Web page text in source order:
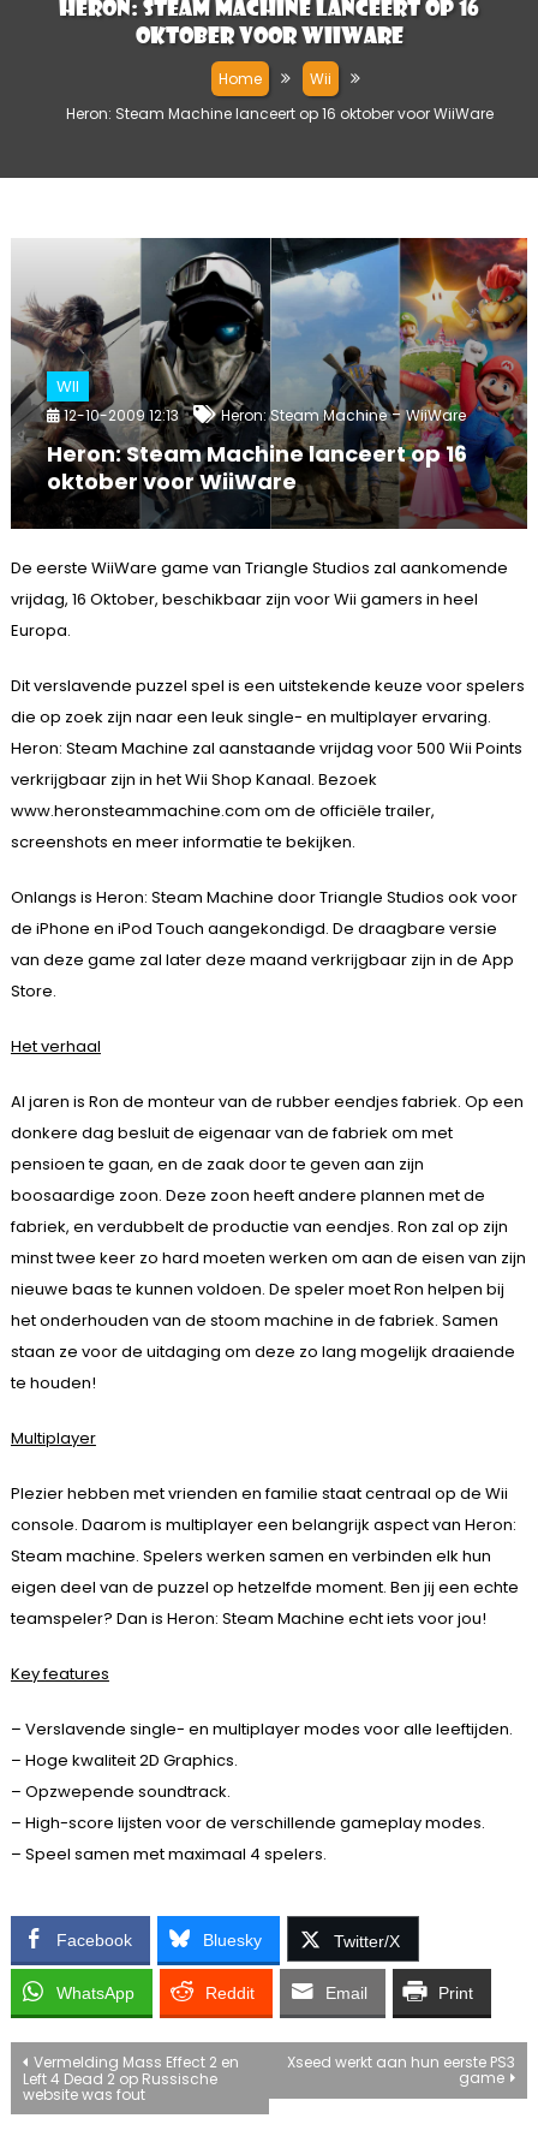
Heron: Steam Machine lanceert op 16
oktober voor WiiWare
Home
Wii
Heron: Steam Machine lanceert op 16 oktober voor WiiWare
WII
12-10-2009 12:13 Heron: Steam Machine-WiiWare
Heron: Steam Machine lanceert op 16
oktober voor WiiWare
De eerste WiiWare game van Triangle Studios zal aankomende
vrijdag, 16 Oktober, beschikbaar zijn voor Wii gamers in heel
Europa.
Dit verslavende puzzel spel is een uitstekende keuze voor spelers
die op zoek zijn naar een leuk single- en multiplayer ervaring.
Heron: Steam Machine zal aanstaande vrijdag voor 500 Wii Points
verkrijgbaar zijn in het Wii Shop Kanaal. Bezoek
www.heronsteammachine.com om de officiële trailer,
screenshots en meer informatie te bekijken.
Onlangs is Heron: Steam Machine door Triangle Studios ook voor
de iPhone en iPod Touch aangekondigd. De draagbare versie
van deze game zal later deze maand verkrijgbaar zijn in de App
Store.
Het verhaal
Al jaren is Ron de monteur van de rubber eendjes fabriek. Op een
donkere dag besluit de eigenaar van de fabriek om met
pensioen te gaan, en de zaak door te geven aan zijn
boosaardige zoon. Deze zoon heeft andere plannen met de
fabriek, en verdubbelt de productie van eendjes. Ron zal op zijn
minst twee keer zo hard moeten werken om aan de eisen van zijn
nieuwe baas te kunnen voldoen. De speler moet Ron helpen bij
het onderhouden van de stoom machine in de fabriek. Samen
staan ze voor de uitdaging om deze zo lang mogelijk draaiende
te houden!
Multiplayer
Plezier hebben met vrienden en familie staat centraal op de Wii
console. Daarom is multiplayer een belangrijk aspect van Heron:
Steam machine. Spelers werken samen en verbinden elk hun
eigen deel van de puzzel op hetzelfde moment. Ben jij een echte
teamspeler? Dan is Heron: Steam Machine echt iets voor jou!
Key features
– Verslavende single- en multiplayer modes voor alle leeftijden.
– Hoge kwaliteit 2D Graphics.
– Opzwepende soundtrack.
– High-score lijsten voor de verschillende gameplay modes.
– Speel samen met maximaal 4 spelers.
Facebook Bluesky Twitter/X
WhatsApp Reddit Email Print
Bericht
navigatie
Vermelding Mass Effect 2 en
Left 4 Dead 2 op Russische
website was fout
Xseed werkt aan hun eerste PS3
game